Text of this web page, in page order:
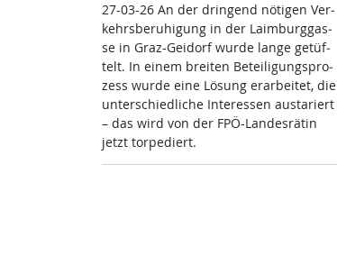
27-03-26 An der drin­gend nö­t­i­gen Ver­
kehrs­be­ru­hi­gung in der Laim­burg­gas­
se in Graz-Gei­dorf wur­de lan­ge ge­tüf­
telt. In ei­nem brei­ten Be­tei­li­gung­s­pro­
zess wur­de ei­ne Lö­sung er­ar­bei­tet, die
un­ter­schied­li­che In­ter­es­sen au­s­ta­riert
– das wird von der FPÖ-Lan­des­rä­tin
jetzt tor­pe­diert.